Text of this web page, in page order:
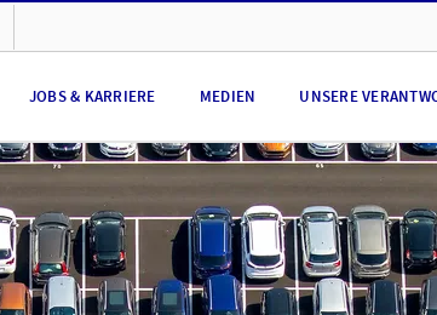
JOBS & KARRIERE MEDIEN UNSERE